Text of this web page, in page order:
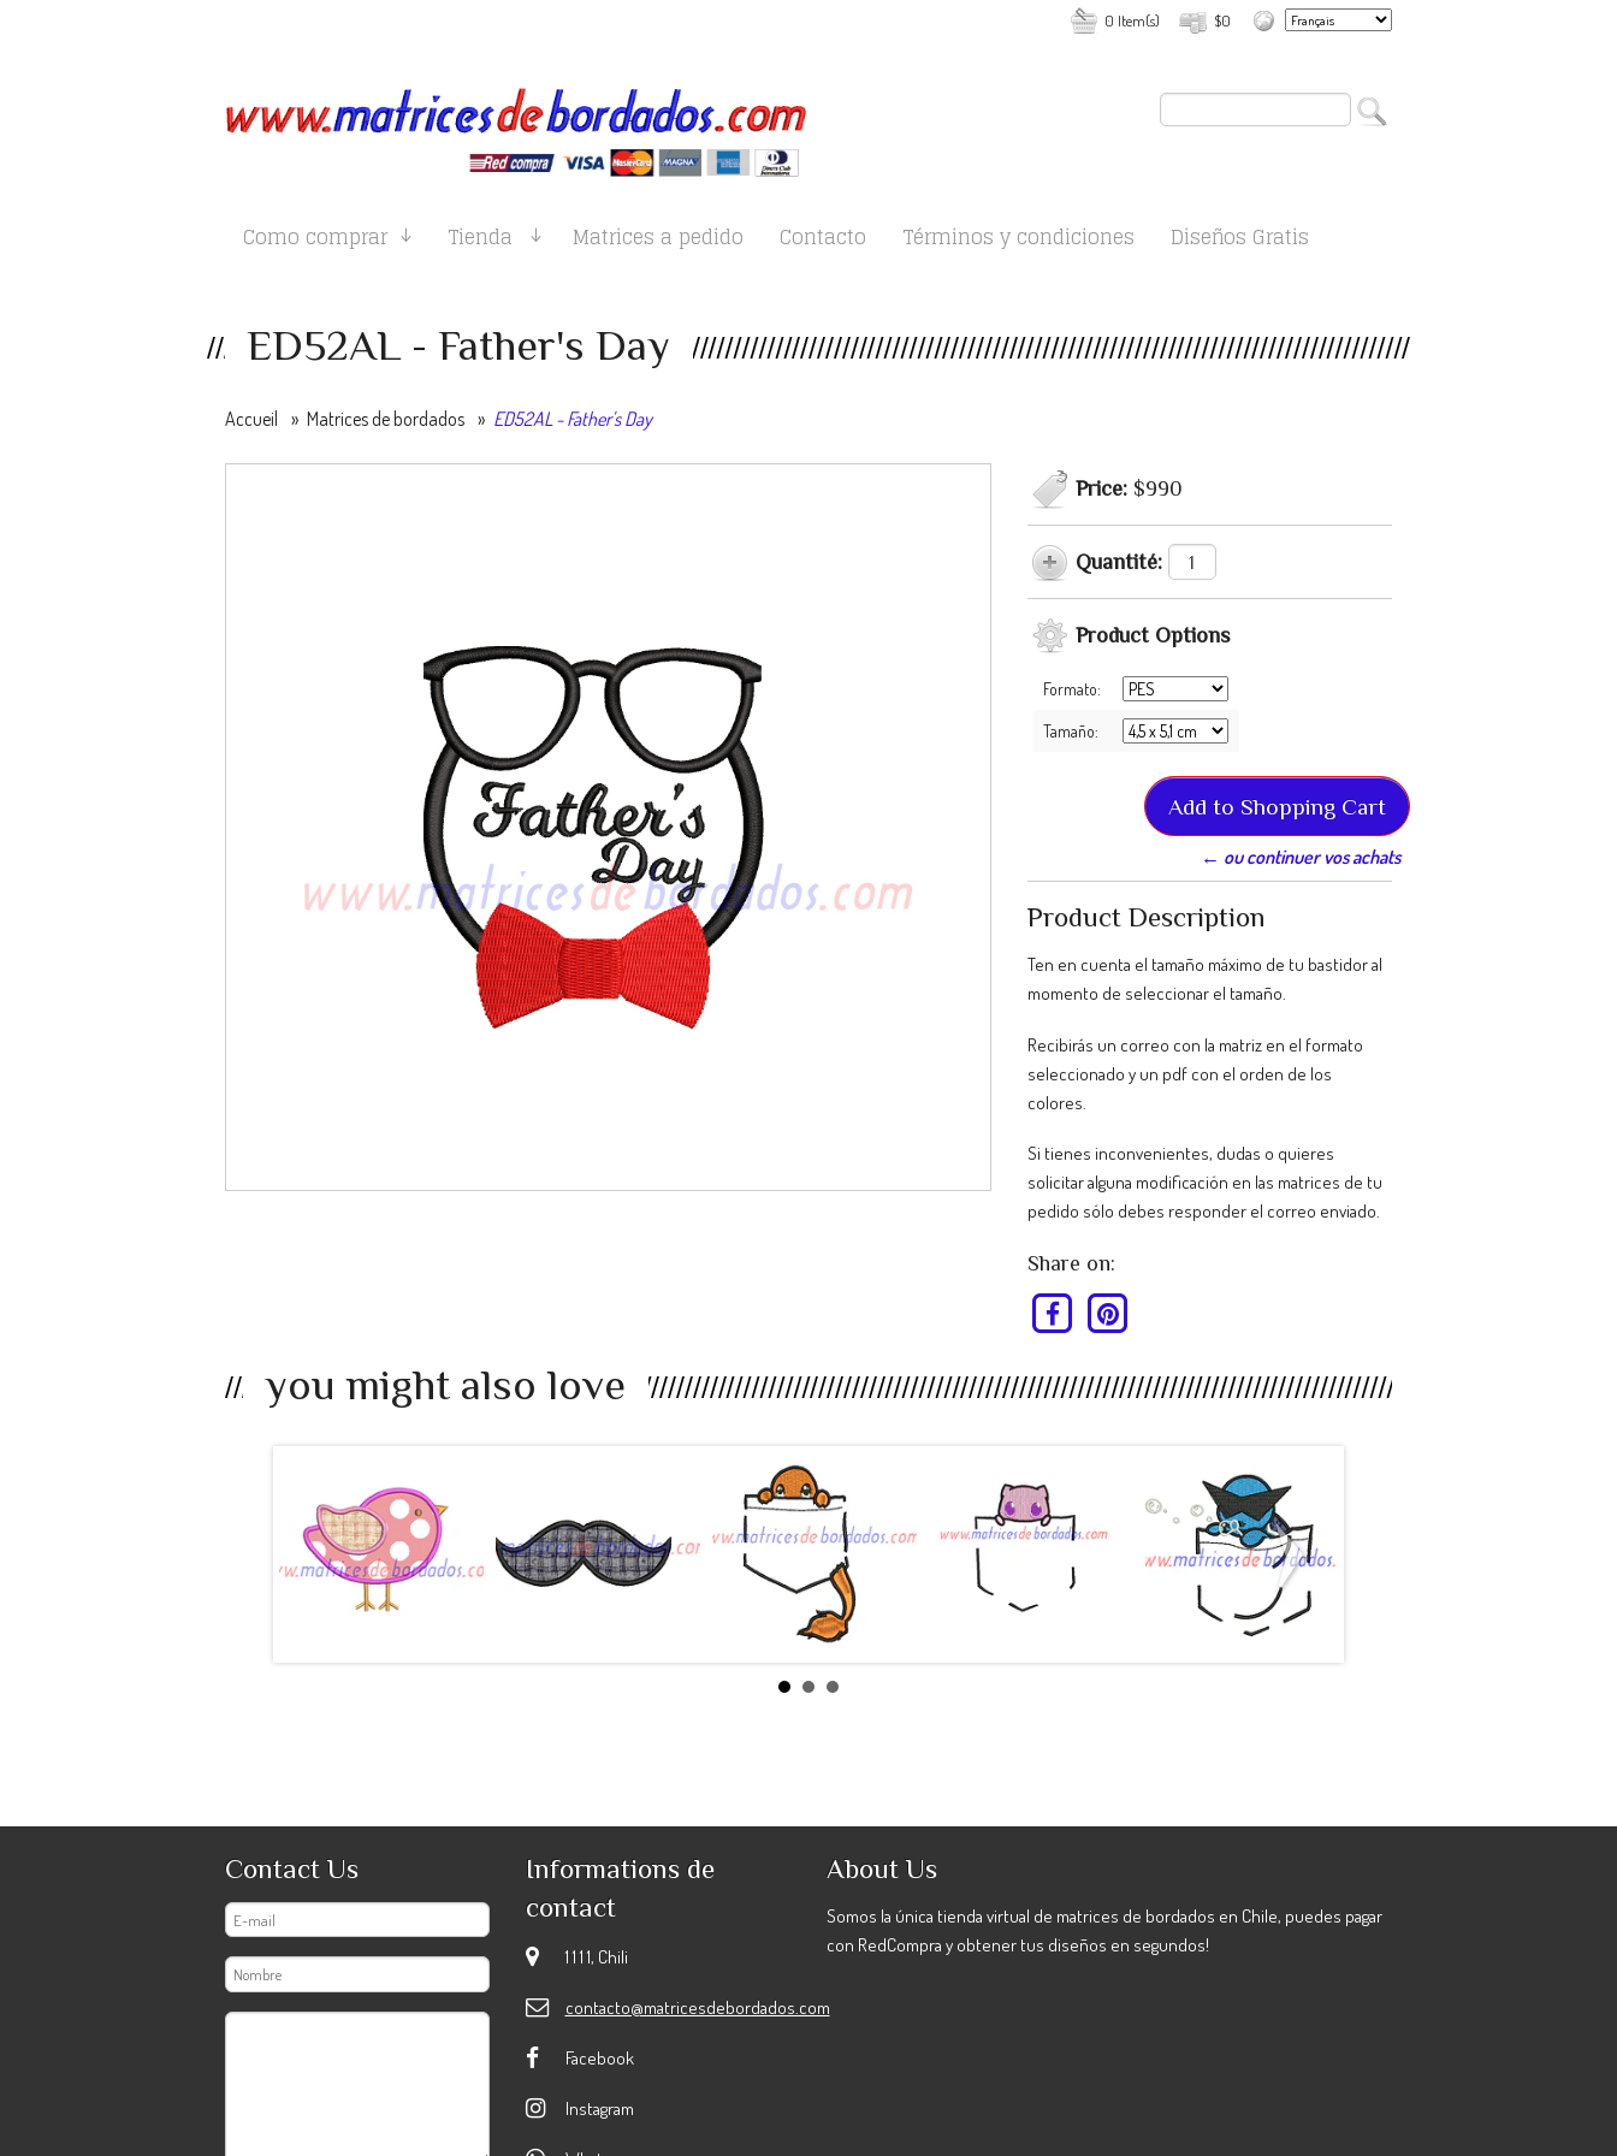
$0
0 Item(s)
Como comprar Tienda Matrices a pedido Contacto Términos y condiciones Diseños Gratis
ED52AL - Father's Day
Accueil » Matrices de bordados » ED52AL - Father's Day
Price: $990
Quantité:
Product Options
Formato:
Tamaño:
← ou continuer vos achats
Product Description
Ten en cuenta el tamaño máximo de tu bastidor al
momento de seleccionar el tamaño.
Recibirás un correo con la matriz en el formato
seleccionado y un pdf con el orden de los
colores.
Si tienes inconvenientes, dudas o quieres
solicitar alguna modificación en las matrices de tu
pedido sólo debes responder el correo enviado.
Share on:
you might also love
LB25EF - Ave
apli...
$990
bigote a...
RT47AS -
Pokemon ...
$990
KJ34UL -
Pokemon ...
$990
HY88SB -
Pokemon ...
$990
Contact Us
Informations de
contact
1 1 1 1, Chili
contacto@matricesdebordados.com
Facebook
Instagram
About Us
Somos la única tienda virtual de matrices de bordados en Chile, puedes pagar
con RedCompra y obtener tus diseños en segundos!